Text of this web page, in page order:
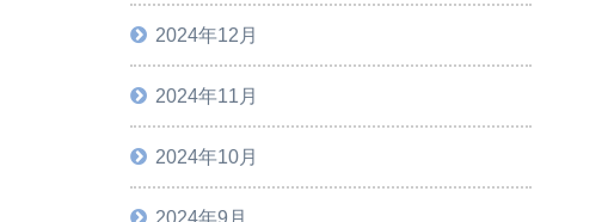
2024年12月
2024年11月
2024年10月
2024年9月